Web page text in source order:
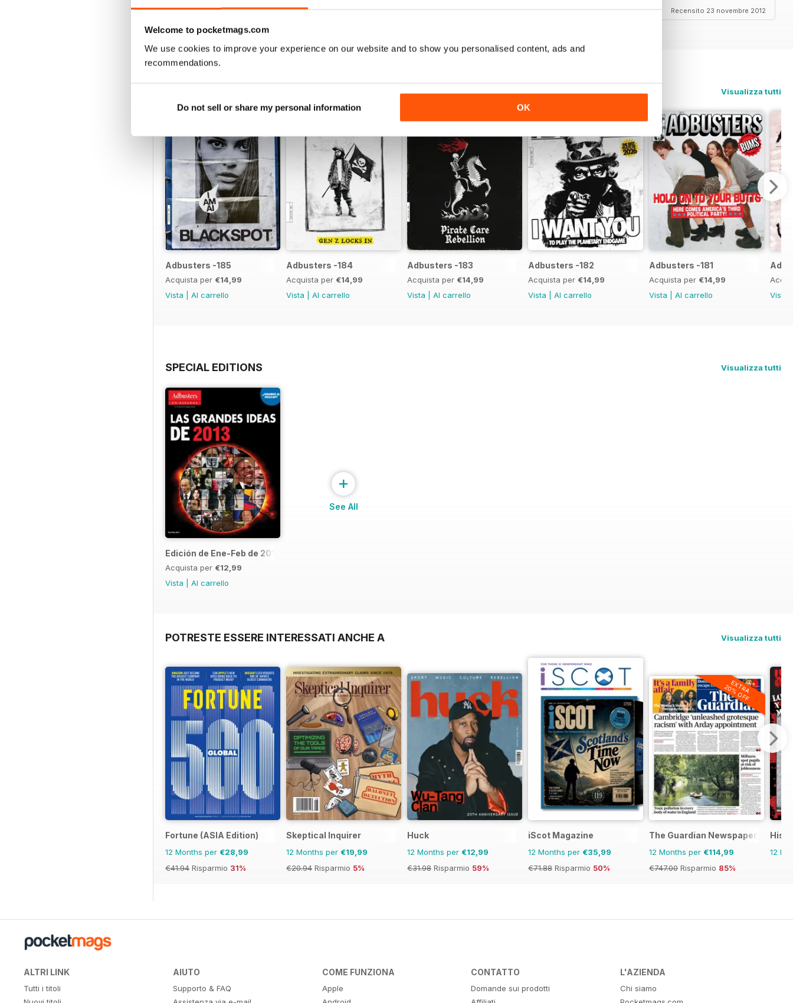
Welcome to pocketmags.com
We use cookies to improve your experience on our website and to show you personalised content, ads and
recommendations.
Do not sell or share my personal information OK
Recensito 23 novembre 2012
Visualizza tutti
Adbusters -185
Acquista per €14,99
Vista
Al carrello
Adbusters -184
Acquista per €14,99
Vista
Al carrello
Adbusters -183
Acquista per €14,99
Vista
Al carrello
Adbusters -182
Acquista per €14,99
Vista
Al carrello
Adbusters -181
Acquista per €14,99
Vista
Al carrello
Vista
SPECIAL EDITIONS Visualizza tutti
Edición de Ene-Feb de 2013
Acquista per €12,99
Vista
Al carrello
+
See All
POTRESTE ESSERE INTERESSATI ANCHE A Visualizza tutti
Fortune (ASIA Edition)
12 Months per €28,99
€41.94 Risparmio 31%
Skeptical Inquirer
12 Months per €19,99
€20.94 Risparmio 5%
Huck
12 Months per €12,99
€31.98 Risparmio 59%
iScot Magazine
12 Months per €35,99
€71.88 Risparmio 50%
EXTRA
20% OFF
The Guardian Newspaper
12 Months per €114,99
€747.00 Risparmio 85%
12
ALTRI LINK
Tutti i titoli
AIUTO
Supporto & FAQ
COME FUNZIONA
Apple
CONTATTO
Domande sui prodotti
L'AZIENDA
Chi siamo